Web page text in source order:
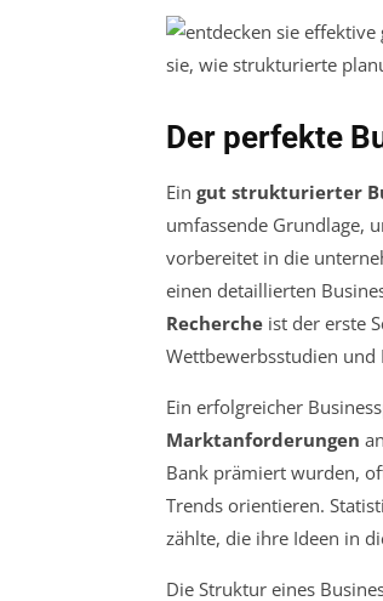
Der perfekte
Ein gut strukturierter
umfassende Grundlage,
vorbereitet in die
einen detaillierten
Recherche ist der erste
Wettbewerbsstudien und
Ein erfolgreicher
Marktanforderungen
Bank prämiert wurden,
Trends orientieren.
zählte, die ihre Ideen in
Die Struktur eines